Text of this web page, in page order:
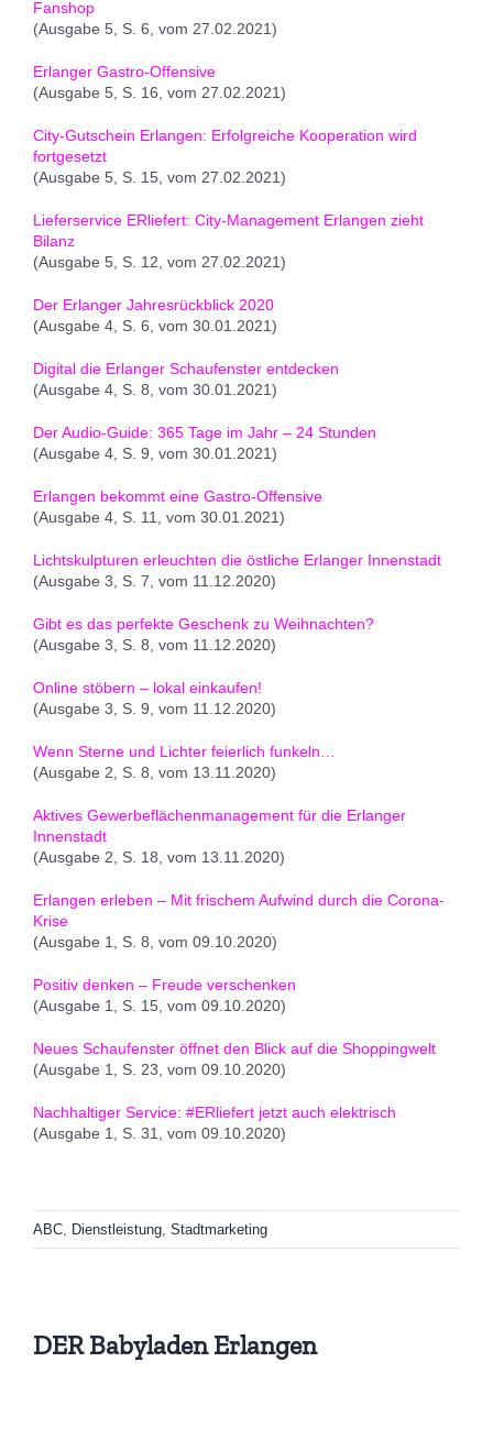
Fanshop
(Ausgabe 5, S. 6, vom 27.02.2021)
Erlanger Gastro-Offensive
(Ausgabe 5, S. 16, vom 27.02.2021)
City-Gutschein Erlangen: Erfolgreiche Kooperation wird
fortgesetzt
(Ausgabe 5, S. 15, vom 27.02.2021)
Lieferservice ERliefert: City-Management Erlangen zieht
Bilanz
(Ausgabe 5, S. 12, vom 27.02.2021)
Der Erlanger Jahresrückblick 2020
(Ausgabe 4, S. 6, vom 30.01.2021)
Digital die Erlanger Schaufenster entdecken
(Ausgabe 4, S. 8, vom 30.01.2021)
Der Audio-Guide: 365 Tage im Jahr – 24 Stunden
(Ausgabe 4, S. 9, vom 30.01.2021)
Erlangen bekommt eine Gastro-Offensive
(Ausgabe 4, S. 11, vom 30.01.2021)
Lichtskulpturen erleuchten die östliche Erlanger Innenstadt
(Ausgabe 3, S. 7, vom 11.12.2020)
Gibt es das perfekte Geschenk zu Weihnachten?
(Ausgabe 3, S. 8, vom 11.12.2020)
Online stöbern – lokal einkaufen!
(Ausgabe 3, S. 9, vom 11.12.2020)
Wenn Sterne und Lichter feierlich funkeln…
(Ausgabe 2, S. 8, vom 13.11.2020)
Aktives Gewerbeflächenmanagement für die Erlanger
Innenstadt
(Ausgabe 2, S. 18, vom 13.11.2020)
Erlangen erleben – Mit frischem Aufwind durch die Corona-
Krise
(Ausgabe 1, S. 8, vom 09.10.2020)
Positiv denken – Freude verschenken
(Ausgabe 1, S. 15, vom 09.10.2020)
Neues Schaufenster öffnet den Blick auf die Shoppingwelt
(Ausgabe 1, S. 23, vom 09.10.2020)
Nachhaltiger Service: #ERliefert jetzt auch elektrisch
(Ausgabe 1, S. 31, vom 09.10.2020)
ABC Dienstleistung Stadtmarketing
DER Babyladen Erlangen